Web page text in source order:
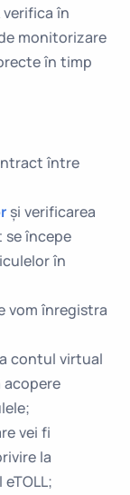
verifica în
monitorizare
în timp
între
și verificarea
începe
în
vom înregistra
contul virtual
acopere
vei fi
la